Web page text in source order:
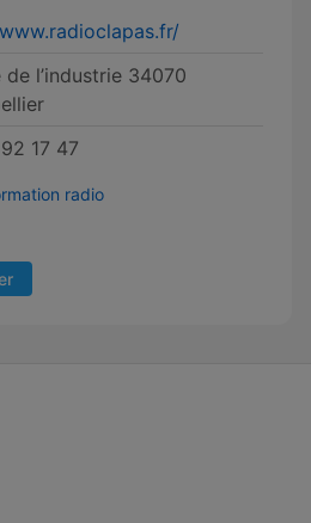
de l’industrie 34070
17 47
radio